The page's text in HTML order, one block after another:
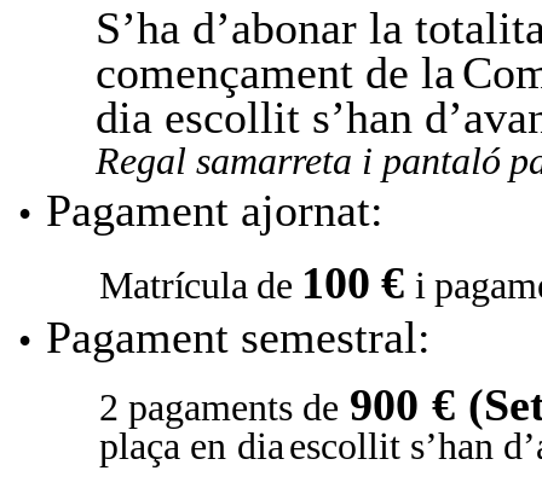
S’ha d’abonar la
començament de la
dia escollit s’han
Regal samarreta i pantaló
• Pagament ajornat:
Matrícula de 100 € i
• Pagament semestral:
2 pagaments de 900 €
plaça en dia escollit s’han